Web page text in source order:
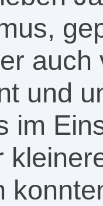
und
im